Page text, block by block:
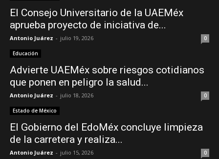
–
Edomex
El Consejo Universitario de la UAEMéx
aprueba proyecto de iniciativa de...
Antonio Juárez - julio 19, 2026 0
Educación
Advierte UAEMéx sobre riesgos cotidianos
que ponen en peligro la salud...
Antonio Juárez - julio 18, 2026 0
Estado de México
El Gobierno del EdoMéx concluye limpieza
de la carretera y realiza...
Antonio Juárez - julio 15, 2026 0